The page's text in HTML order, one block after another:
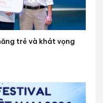
trẻ và khát vọng